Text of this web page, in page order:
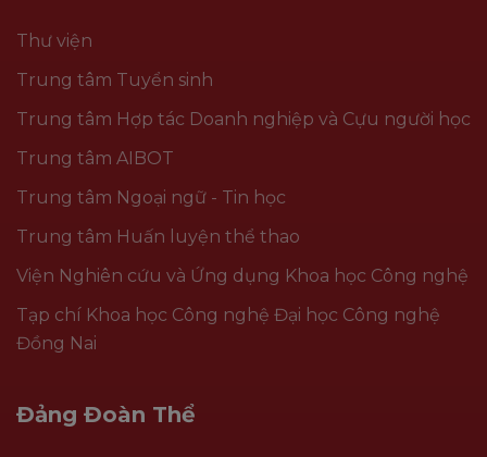
Thư viện
Trung tâm Tuyển sinh
Trung tâm Hợp tác Doanh nghiệp và Cựu người học
Trung tâm AIBOT
Trung tâm Ngoại ngữ - Tin học
Trung tâm Huấn luyện thể thao
Viện Nghiên cứu và Ứng dụng Khoa học Công nghệ
Tạp chí Khoa học Công nghệ Đại học Công nghệ
Đồng Nai
Đảng Đoàn Thể